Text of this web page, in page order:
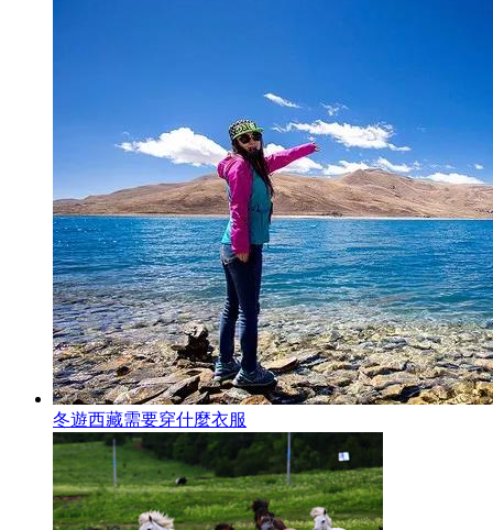
冬遊西藏需要穿什麼衣服